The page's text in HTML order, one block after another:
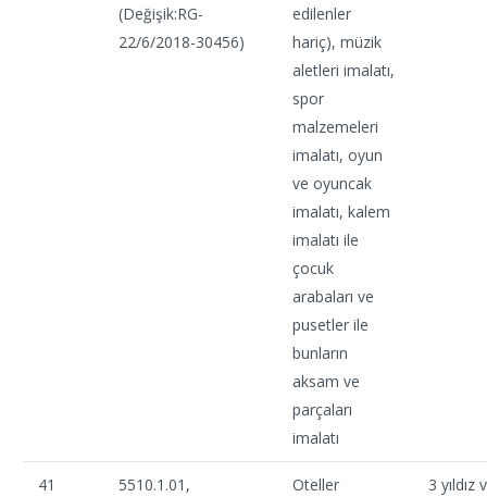
(Değişik:RG-
22/6/2018-30456)
edilenler
hariç), müzik
aletleri imalatı,
spor
malzemeleri
imalatı, oyun
ve oyuncak
imalatı, kalem
imalatı ile
çocuk
arabaları ve
pusetler ile
bunların
aksam ve
parçaları
imalatı
41
5510.1.01,
Oteller 3 yıldız